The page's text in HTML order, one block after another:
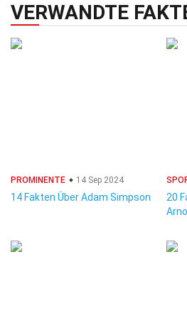
VERWANDTE
PROMINENTE 14 Sep 2024
14 Fakten Über Adam Simpson
20